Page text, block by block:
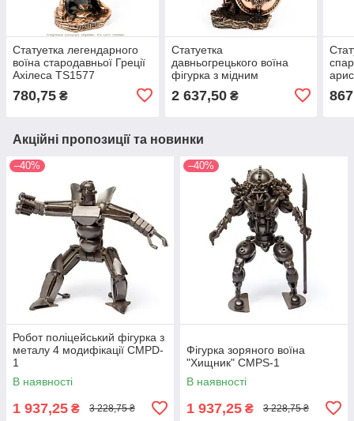
Статуетка легендарного
воїна стародавньої Греції
Ахілеса TS1577
780,75 ₴
Статуетка
давньогрецького воїна
фігурка з мідним
2 637,50₴
Акційні пропозиції та новинки
–40%
Робот поліцейський фігурка з
металу 4 модифікації CMPD-
1
В наявності
1 937,25 ₴ 3 228,75 ₴
–40%
Фігурка зоряного воїна
"Хищник" CMPS-1
В наявності
1 937,25 ₴ 3 228,75 ₴